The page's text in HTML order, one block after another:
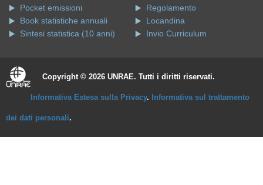
Pocket emissioni
Book statistiche annuali
Sintesi statistica (10 anni)
Regolamento
Locandina
Invio Curriculum
Copyright © 2026 UNRAE. Tutti i diritti riservati.
Informativa Estesa sulla Privacy. Informativa sul trattamento
dei dati personali.